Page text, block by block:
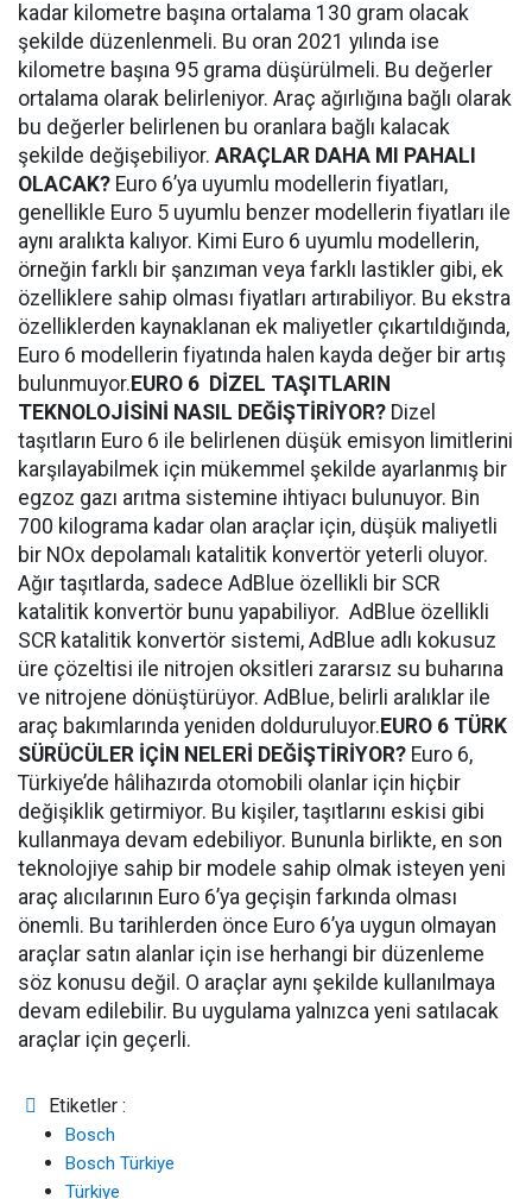
kadar kilometre başına ortalama 130 gram olacak
şekilde düzenlenmeli. Bu oran 2021 yılında ise
kilometre başına 95 grama düşürülmeli. Bu değerler
ortalama olarak belirleniyor. Araç ağırlığına bağlı olarak
bu değerler belirlenen bu oranlara bağlı kalacak
şekilde değişebiliyor. ARAÇLAR DAHA MI PAHALI
OLACAK? Euro 6’ya uyumlu modellerin fiyatları,
genellikle Euro 5 uyumlu benzer modellerin fiyatları ile
aynı aralıkta kalıyor. Kimi Euro 6 uyumlu modellerin,
örneğin farklı bir şanzıman veya farklı lastikler gibi, ek
özelliklere sahip olması fiyatları artırabiliyor. Bu ekstra
özelliklerden kaynaklanan ek maliyetler çıkartıldığında,
Euro 6 modellerin fiyatında halen kayda değer bir artış
bulunmuyor. EURO 6 DİZEL TAŞITLARIN
TEKNOLOJİSİNİ NASIL DEĞİŞTİRİYOR? Dizel
taşıtların Euro 6 ile belirlenen düşük emisyon limitlerini
karşılayabilmek için mükemmel şekilde ayarlanmış bir
egzoz gazı arıtma sistemine ihtiyacı bulunuyor. Bin
700 kilograma kadar olan araçlar için, düşük maliyetli
bir NOx depolamalı katalitik konvertör yeterli oluyor.
Ağır taşıtlarda, sadece AdBlue özellikli bir SCR
katalitik konvertör bunu yapabiliyor. AdBlue özellikli
SCR katalitik konvertör sistemi, AdBlue adlı kokusuz
üre çözeltisi ile nitrojen oksitleri zararsız su buharına
ve nitrojene dönüştürüyor. AdBlue, belirli aralıklar ile
araç bakımlarında yeniden dolduruluyor. EURO 6 TÜRK
SÜRÜCÜLER İÇİN NELERİ DEĞİŞTİRİYOR? Euro 6,
Türkiye’de hâlihazırda otomobili olanlar için hiçbir
değişiklik getirmiyor. Bu kişiler, taşıtlarını eskisi gibi
kullanmaya devam edebiliyor. Bununla birlikte, en son
teknolojiye sahip bir modele sahip olmak isteyen yeni
araç alıcılarının Euro 6’ya geçişin farkında olması
önemli. Bu tarihlerden önce Euro 6’ya uygun olmayan
araçlar satın alanlar için ise herhangi bir düzenleme
söz konusu değil. O araçlar aynı şekilde kullanılmaya
devam edilebilir. Bu uygulama yalnızca yeni satılacak
araçlar için geçerli.
Etiketler :
Bosch
Bosch Türkiye
Türkiye